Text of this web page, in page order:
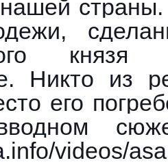
Никто из
его
videos/